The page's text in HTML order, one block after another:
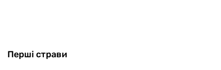
Перші страви